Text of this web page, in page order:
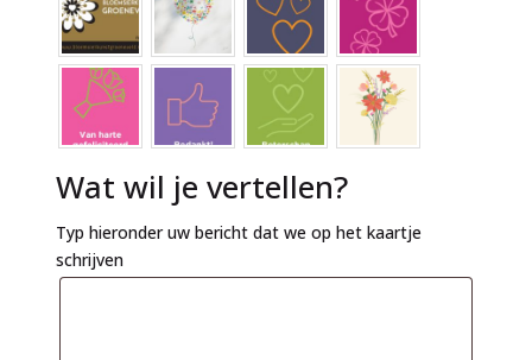
Wat wil je vertellen?
Typ hieronder uw bericht dat we op het kaartje
schrijven